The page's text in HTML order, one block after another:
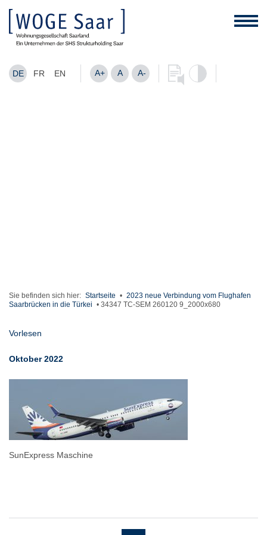
DE FR EN A+ A A-
Sie befinden sich hier: Startseite • 2023 neue Verbindung vom Flughafen
Saarbrücken in die Türkei • 34347 TC-SEM 260120 9_2000x680
Vorlesen
Oktober 2022
SunExpress Maschine